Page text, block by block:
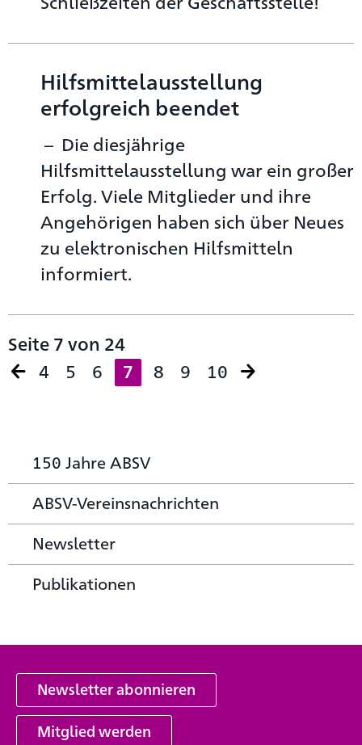
Hilfsmittelausstellung
erfolgreich beendet
Die diesjährige
Hilfsmittelausstellung war ein großer
Erfolg. Viele Mitglieder und ihre
Angehörigen haben sich über Neues
zu elektronischen Hilfsmitteln
informiert.
Seite 7 von 24
4
5 6 7 8 9 10
150 Jahre ABSV
ABSV-Vereinsnachrichten
Newsletter
Publikationen
Newsletter abonnieren
Mitglied werden